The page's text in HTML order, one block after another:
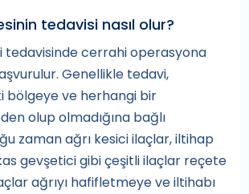
tedavisi nasıl olur?
tedavisinde cerrahi operasyona
Genellikle tedavi,
bölgeye ve herhangi bir
olup olmadığına bağlı
zaman ağrı kesici ilaçlar, iltihap
gevşetici gibi çeşitli ilaçlar reçete
ağrıyı hafifletmeye ve iltihabı